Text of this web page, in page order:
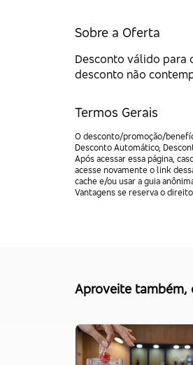
Sobre a Oferta
Desconto válido para
desconto não
Termos Gerais
O desconto/promoção/
Desconto Automático,
Após acessar essa página,
acesse novamente o link
cache e/ou usar a guia
Vantagens se reserva o
Aproveite também,